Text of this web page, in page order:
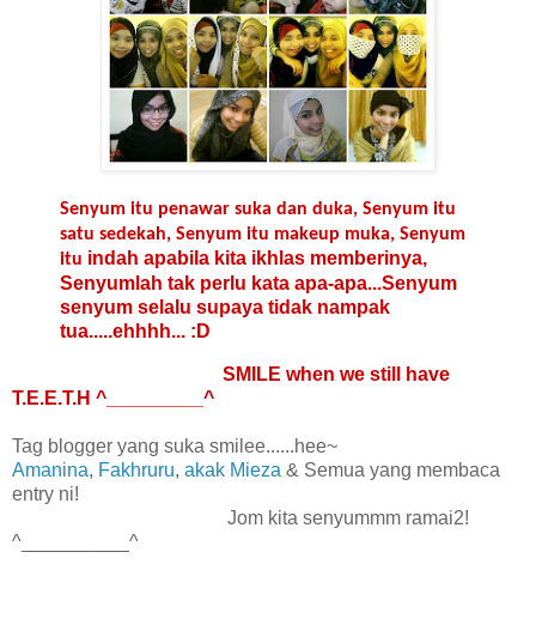
Senyum itu penawar suka dan duka, Senyum itu
satu sedekah, Senyum itu makeup muka, Senyum
itu indah apabila kita ikhlas memberinya,
Senyumlah tak perlu kata apa-apa...Senyum
senyum selalu supaya tidak nampak
tua.....ehhhh... :D
SMILE when we still have
T.E.E.T.H ^_________^
Tag blogger yang suka smilee......hee~
Amanina, Fakhruru, akak Mieza & Semua yang membaca
entry ni!
Jom kita senyummm ramai2!
^__________^